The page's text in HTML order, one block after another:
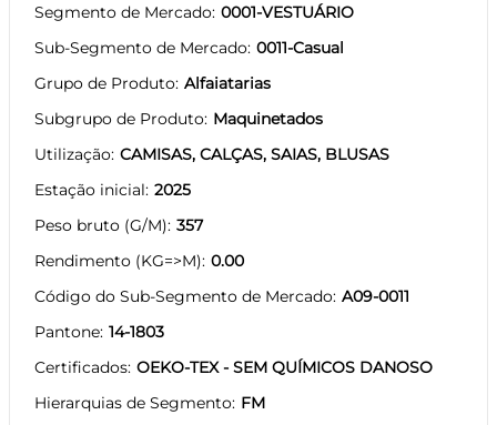
Segmento de Mercado 0001-VESTUÁRIO
Sub-Segmento de Mercado 0011-Casual
Grupo de Produto Alfaiatarias
Subgrupo de Produto Maquinetados
Utilização CAMISAS, CALÇAS, SAIAS, BLUSAS
Estação inicial 2025
Peso bruto (G/M) 357
Rendimento (KG=>M) 0.00
Código do Sub-Segmento de Mercado A09-0011
Pantone 14-1803
Certificados OEKO-TEX - SEM QUÍMICOS DANOSO
Hierarquias de Segmento FM